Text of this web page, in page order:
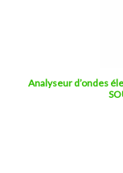
Analyseur d’ondes